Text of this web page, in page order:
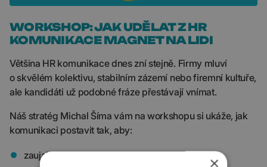
WORKSHOP: JAK UDĚLAT Z HR
KOMUNIKACE MAGNET NA LIDI
Většina HR komunikace dnes zní stejně. Firmy mluví
o skvělém kolektivu, stabilním zázemí nebo firemní kultuře,
ale kandidáti už podobné fráze přestávají vnímat.
Náš stratég Michal Šíma vám na workshopu si ukáže, jak
komunikaci postavit tak, aby:
zaujala během pár sekund,
×